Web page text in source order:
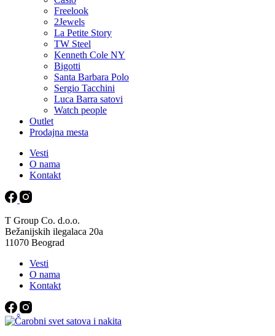
Freelook
2Jewels
La Petite Story
TW Steel
Kenneth Cole NY
Bigotti
Santa Barbara Polo
Sergio Tacchini
Luca Barra satovi
Watch people
Outlet
Prodajna mesta
Vesti
O nama
Kontakt
T Group Co. d.o.o.
Bežanijskih ilegalaca 20a
11070 Beograd
Vesti
O nama
Kontakt